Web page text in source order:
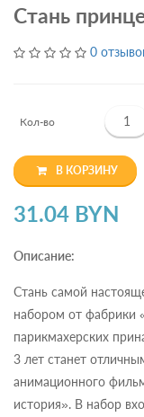
Cтань
0
Кол-во
В КОРЗИНУ
31.04 BYN
Описание:
Стань самой
набором от фабрики
парикмахерских
3 лет станет
анимационного
история». В набор